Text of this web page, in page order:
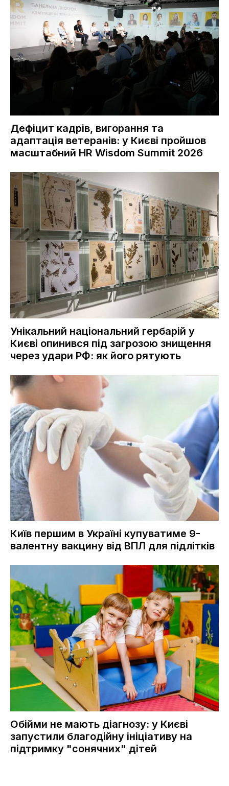
Дефіцит кадрів, вигорання та
адаптація ветеранів: у Києві пройшов
масштабний HR Wisdom Summit 2026
Унікальний національний гербарій у
Києві опинився під загрозою знищення
через удари РФ: як його рятують
Київ першим в Україні купуватиме 9-
валентну вакцину від ВПЛ для підлітків
Обійми не мають діагнозу: у Києві
запустили благодійну ініціативу на
підтримку "сонячних" дітей